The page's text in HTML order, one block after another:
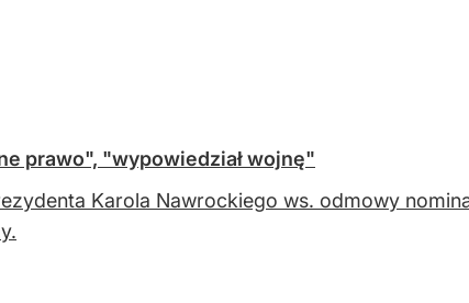
prawo", "wypowiedział wojnę"
Karola Nawrockiego ws. odmowy